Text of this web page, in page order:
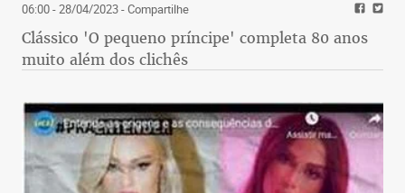
06:00 - 28/04/2023- Compartilhe
Clássico 'O pequeno príncipe' completa 80 anos
muito além dos clichês